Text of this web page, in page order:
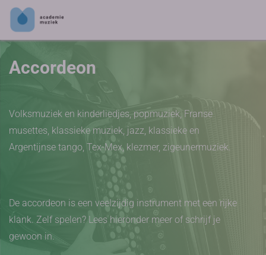
Accordeon
Volksmuziek en kinderliedjes, popmuziek, Franse
musettes, klassieke muziek, jazz, klassieke en
Argentijnse tango, Tex-Mex, klezmer, zigeunermuziek.
De accordeon is een veelzijdig instrument met een rijke
klank. Zelf spelen? Lees hieronder meer of schrijf je
gewoon in.